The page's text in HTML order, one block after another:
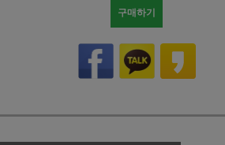
구매하기